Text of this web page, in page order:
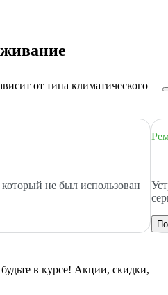
от типа климатического
не был использован
в курсе! Акции, скидки,